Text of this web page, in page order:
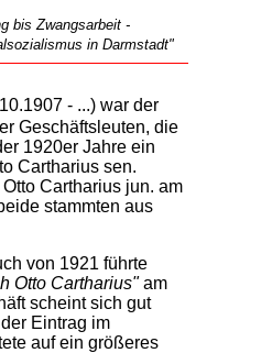
bis Zwangsarbeit -
in Darmstadt"
- ...) war der
Geschäftsleuten, die
1920er Jahre ein
Cartharius sen.
Cartharius jun. am
stammten aus
von 1921 führte
Otto Cartharius"am
scheint sich gut
Eintrag im
auf ein größeres